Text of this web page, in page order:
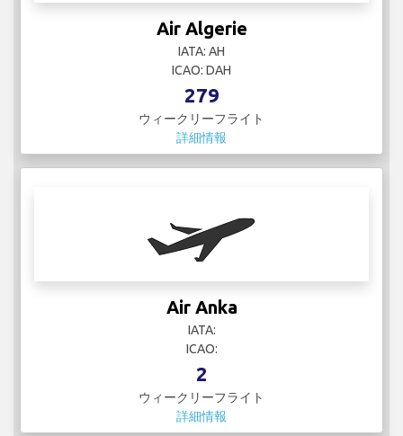
Air Algerie
IATA: AH
ICAO: DAH
279
ウィークリーフライト
詳細情報
Air Anka
IATA:
ICAO:
2
ウィークリーフライト
詳細情報